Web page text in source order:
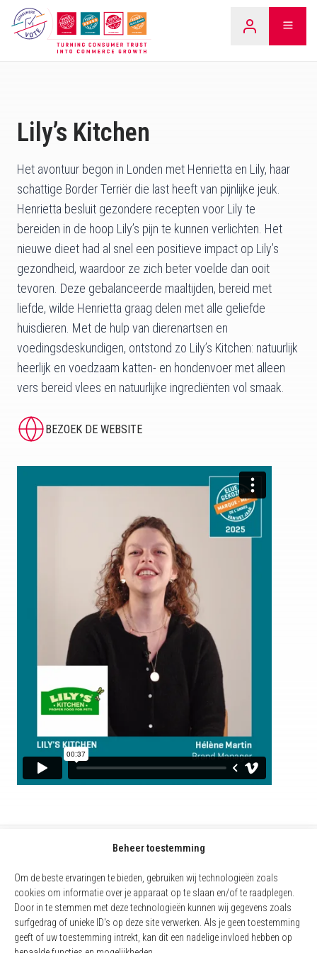
Beheer toestemming
Om de beste ervaringen te bieden, gebruiken wij technologieën zoals
cookies om informatie over je apparaat op te slaan en/of te raadplegen.
Door in te stemmen met deze technologieën kunnen wij gegevens zoals
surfgedrag of unieke ID's op deze site verwerken. Als je geen toestemming
geeft of uw toestemming intrekt, kan dit een nadelige invloed hebben op
Overslaan
naar
LEARN
Lily’s Kitchen
Het avontuur begon in Londen met Henrietta en Lily, haar
schattige Border Terriër die last heeft van pijnlijke jeuk.
Henrietta besluit gezondere recepten voor Lily te
bereiden in de hoop Lily’s pijn te kunnen verlichten. Het
nieuwe dieet had al snel een positieve impact op Lily’s
gezondheid, waardoor ze zich beter voelde dan ooit
tevoren. Deze gebalanceerde maaltijden, bereid met
liefde, wilde Henrietta graag delen met alle geliefde
huisdieren. Met de hulp van dierenartsen en
voedingsdeskundigen, ontstond zo Lily’s Kitchen: natuurlijk
heerlijk en voedzaam katten- en hondenvoer met alleen
vers bereid vlees en natuurlijke ingrediënten vol smaak.
BEZOEK DE WEBSITE